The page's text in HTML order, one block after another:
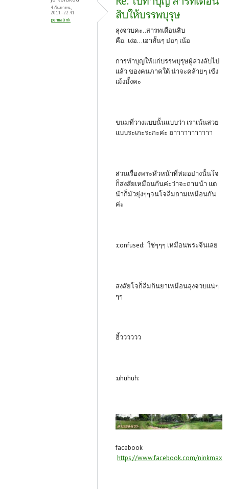
4 กันยายน,
2011 - 22:41
permalink
สิบให้บรรพบุรุษ
ลุงจวบคะ..สารทเดือนสิบ
คือ..เง่อ...เอาสั้นๆ ย่อๆ เน้อ
การทำบุญให้แก่บรรพบุรุษผู้ล่วงลับไป
แล้ว ของคนภาคใต้ น่าจะคล้ายๆ เช้ง
เม้งมั้งคะ
ขนมที่วางแบบนั้นแบบว่า เราเน้นสวย
แบบระเกะระกะค่ะ ฮาาาาาาาาาาา
ส่วนเรื่องพระหัวหน้าที่ห่มอย่างนั้นโจ
ก็สงสัยเหมือนกันค่ะว่าจะถามน้า แต่
น้าก็มัวยุ่งๆๆจนโจลืมถามเหมือนกัน
ค่ะ
:confused: ใช่ๆๆๆ เหมือนพระจีนเลย
สงสัยโจก็ลืมกินยาเหมือนลุงจวบแน่ๆ
ๆๆ
ฮิ้วววววว
:uhuhuh:
facebook
https://www.facebook.com/ninkmax